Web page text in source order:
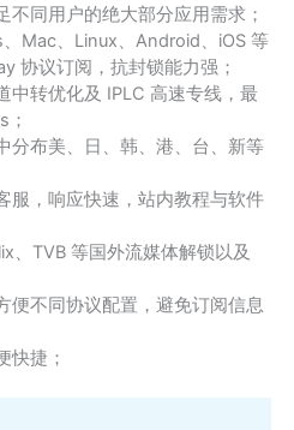
不同用户的绝大部分应用需求；
Mac、Linux、Android、iOS 等
协议订阅，抗封锁能力强；
中转优化及 IPLC 高速专线，最
分布美、日、韩、港、台、新等
服，响应快速，站内教程与软件
、TVB 等国外流媒体解锁以及
便不同协议配置，避免订阅信息
快捷；